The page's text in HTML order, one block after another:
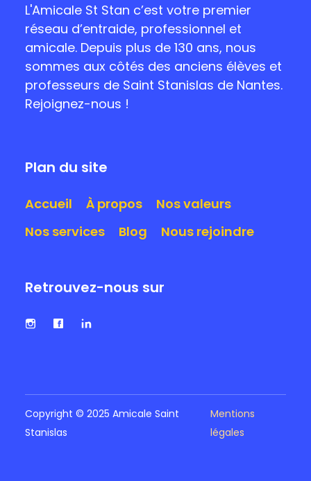
L'Amicale St Stan c’est votre premier
réseau d’entraide, professionnel et
amicale. Depuis plus de 130 ans, nous
sommes aux côtés des anciens élèves et
professeurs de Saint Stanislas de Nantes.
Rejoignez-nous !
Plan du site
Accueil À propos
Nos valeurs
Nos services
Blog Nous rejoindre
Retrouvez-nous sur
Copyright © 2025 Amicale Saint
Stanislas
Mentions
légales